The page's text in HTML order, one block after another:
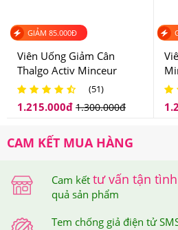
Như Thế Nào Để Hiệu Quả?
Cách dùng:Mỗi ngày dùng 2 viên
phút. Uống nhiều nước lọc trong
chất hay chất kích thích, không ăn
Không sử dụng cho phụ
bú, trẻ em dưới 12 tuổi, người
huyết áp, gan, thận.
GIẢM 85.000Đ
Viên Uống Giảm Cân
Thalgo Activ Minceur
Bruleur Refining Burner
(51)
1.215.000đ 1.300.000đ
CAM KẾT MUA HÀNG
Cam kết tư vấn tận
quả sản phẩm
Tem chống giả điện tử